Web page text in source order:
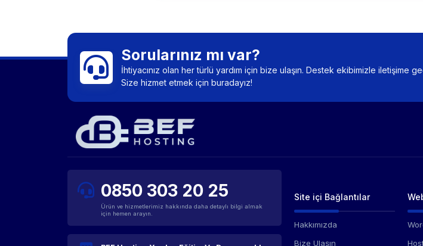
Sorularınız mı var?
İhtiyacınız olan her türlü yardım için bize ulaşın. Destek ekibimizle iletişime
Size hizmet etmek için buradayız!
0850 303 20 25
Ürün ve hizmetlerimiz hakkında daha detaylı bilgi almak
için hemen arayın.
Site içi Bağlantılar
Hakkımızda
Bize Ulaşın